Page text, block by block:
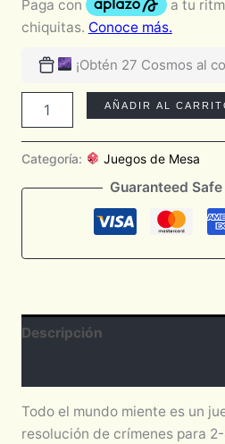
¡Obtén 27 Cosmos al
AÑADIR AL
Categoría: Juegos de Mesa
Guaranteed
Descripción
Todo el mundo miente es un
resolución de crímenes para